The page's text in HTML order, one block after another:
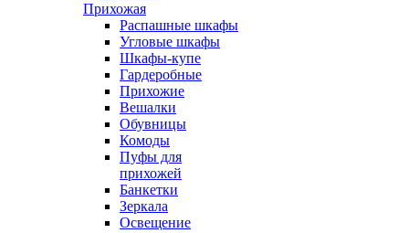
Прихожая
Распашные шкафы
Угловые шкафы
Шкафы-купе
Гардеробные
Прихожие
Вешалки
Обувницы
Комоды
Пуфы для
прихожей
Банкетки
Зеркала
Освещение